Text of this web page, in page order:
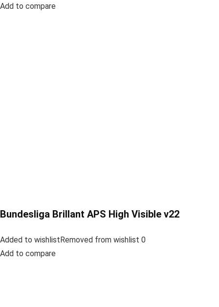
Add to compare
Bundesliga Brillant APS High Visible v22
Added to wishlistRemoved from wishlist 0
Add to compare